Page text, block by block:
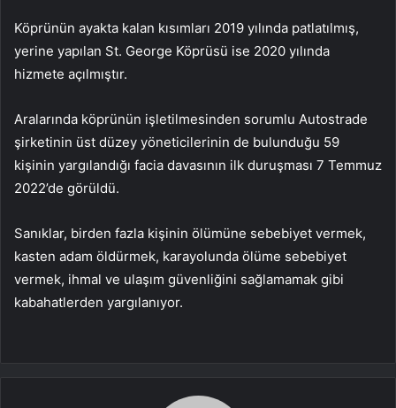
Köprünün ayakta kalan kısımları 2019 yılında patlatılmış,
yerine yapılan St. George Köprüsü ise 2020 yılında
hizmete açılmıştır.
Aralarında köprünün işletilmesinden sorumlu Autostrade
şirketinin üst düzey yöneticilerinin de bulunduğu 59
kişinin yargılandığı facia davasının ilk duruşması 7 Temmuz
2022’de görüldü.
Sanıklar, birden fazla kişinin ölümüne sebebiyet vermek,
kasten adam öldürmek, karayolunda ölüme sebebiyet
vermek, ihmal ve ulaşım güvenliğini sağlamamak gibi
kabahatlerden yargılanıyor.